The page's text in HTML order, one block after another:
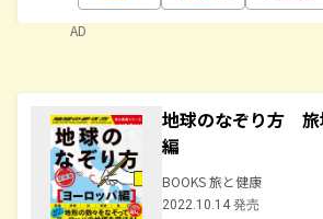
AD
地球のなぞり方
編
BOOKS 旅と健康
2022.10.14 発売